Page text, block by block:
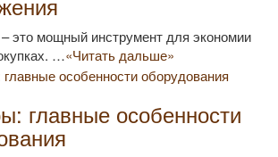
это мощный инструмент для экономии
…«Читать дальше»
главные особенности